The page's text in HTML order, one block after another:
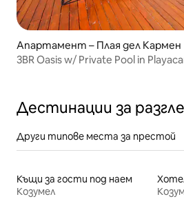
Апартамент – Плая дел Кармен
3BR Oasis w/ Private Pool in
Дестинации за
Други типове места за престой
Къщи за гости под наем
Козумел